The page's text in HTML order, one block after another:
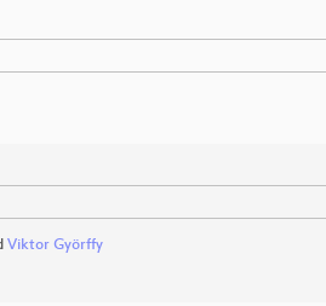
Viktor Györffy